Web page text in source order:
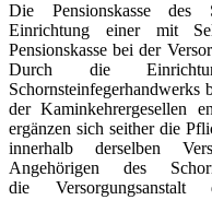
Die Pensionskasse des
Einrichtung einer mit
Pensionskasse bei der
Durch die
Schornsteinfegerhandwerks
der Kaminkehrergesellen
ergänzen sich seither die
innerhalb derselben
Angehörigen des
die Versorgungsanstalt